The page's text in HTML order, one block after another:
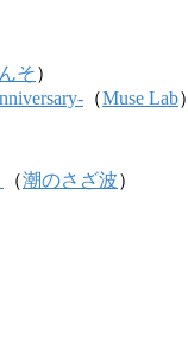
そ）
（Muse Lab
（潮のさざ波）